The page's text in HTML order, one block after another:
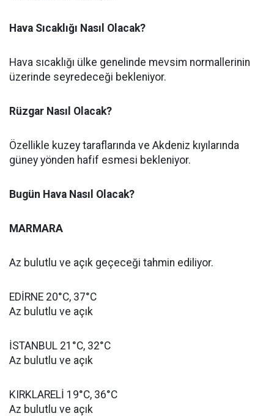
Hava Sıcaklığı Nasıl Olacak?
Hava sıcaklığı ülke genelinde mevsim normallerinin
üzerinde seyredeceği bekleniyor.
Rüzgar Nasıl Olacak?
Özellikle kuzey taraflarında ve Akdeniz kıyılarında
güney yönden hafif esmesi bekleniyor.
Bugün Hava Nasıl Olacak?
MARMARA
Az bulutlu ve açık geçeceği tahmin ediliyor.
EDİRNE 20°C, 37°C
Az bulutlu ve açık
İSTANBUL 21°C, 32°C
Az bulutlu ve açık
KIRKLARELİ 19°C, 36°C
Az bulutlu ve açık